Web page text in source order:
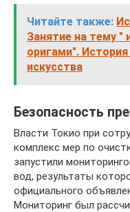
Читайте также:
Занятие на тему "
оригами".
искусства
Безопасность
Власти Токио при
комплекс мер по
запустили
вод, результаты
официального
Мониторинг был